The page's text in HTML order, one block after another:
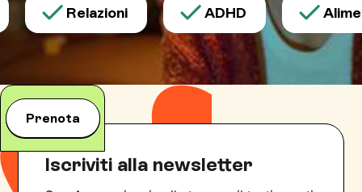
Relazioni ADHD
Prenota
Iscriviti alla newsletter